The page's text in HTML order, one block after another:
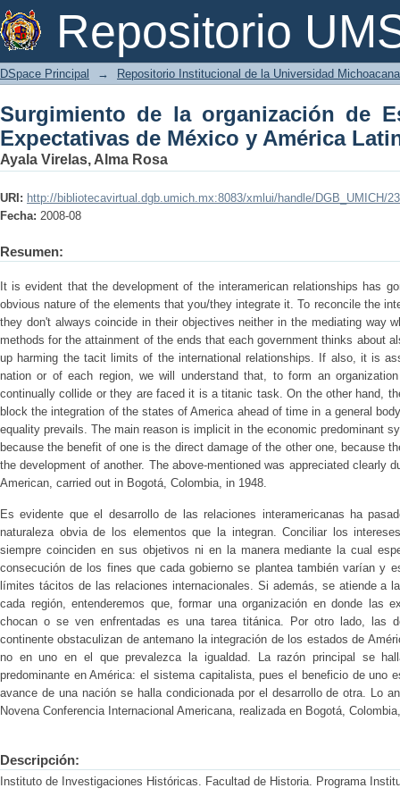
Repositorio
Surgimiento de la organización de
América Latina
DSpace Principal → Repositorio Institucional de la Universidad
Surgimiento de la organización de
Expectativas de México y América
Ayala Virelas, Alma Rosa
URI: http://bibliotecavirtual.dgb.umich.mx:8083/xmlui/handle/DGB_UMICH/
Fecha: 2008-08
Resumen:
It is evident that the development of the interamerican relationships has
obvious nature of the elements that you/they integrate it. To reconcile the
they don't always coincide in their objectives neither in the mediating way
methods for the attainment of the ends that each government thinks about
up harming the tacit limits of the international relationships. If also, it is
nation or of each region, we will understand that, to form an
continually collide or they are faced it is a titanic task. On the other hand,
block the integration of the states of America ahead of time in a general
equality prevails. The main reason is implicit in the economic predominant
because the benefit of one is the direct damage of the other one, because
the development of another. The above-mentioned was appreciated clearly
American, carried out in Bogotá, Colombia, in 1948.
Es evidente que el desarrollo de las relaciones interamericanas ha
naturaleza obvia de los elementos que la integran. Conciliar los
siempre coinciden en sus objetivos ni en la manera mediante la cual
consecución de los fines que cada gobierno se plantea también varían y
límites tácitos de las relaciones internacionales. Si además, se atiende a
cada región, entenderemos que, formar una organización en donde las
chocan o se ven enfrentadas es una tarea titánica. Por otro lado, las
continente obstaculizan de antemano la integración de los estados de
no en uno en el que prevalezca la igualdad. La razón principal se
predominante en América: el sistema capitalista, pues el beneficio de uno
avance de una nación se halla condicionada por el desarrollo de otra. Lo
Novena Conferencia Internacional Americana, realizada en Bogotá,
Descripción:
Instituto de Investigaciones Históricas. Facultad de Historia. Programa